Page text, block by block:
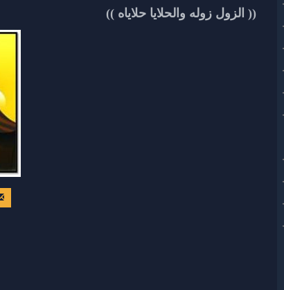
(( الزول زوله والحلايا حلاياه ))